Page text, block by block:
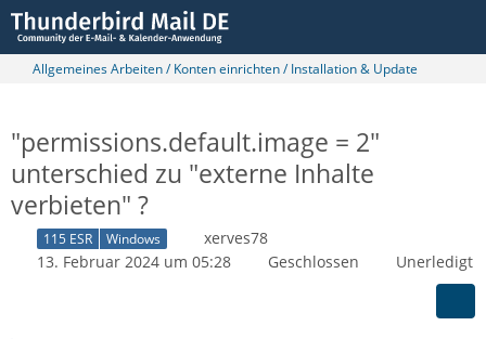
Allgemeines Arbeiten / Konten einrichten / Installation & Update
"permissions.default.image = 2"
unterschied zu "externe Inhalte
verbieten" ?
115 ESR Windows
xerves78
13. Februar 2024 um 05:28
Geschlossen Unerledigt